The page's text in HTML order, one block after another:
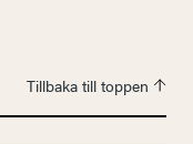
Tillbaka till toppen